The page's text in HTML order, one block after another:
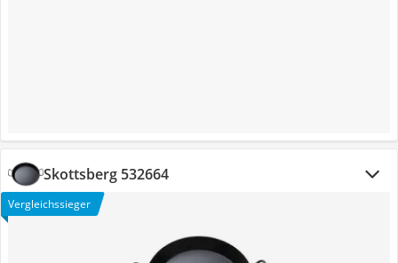
Skottsberg 532664
Vergleichssieger